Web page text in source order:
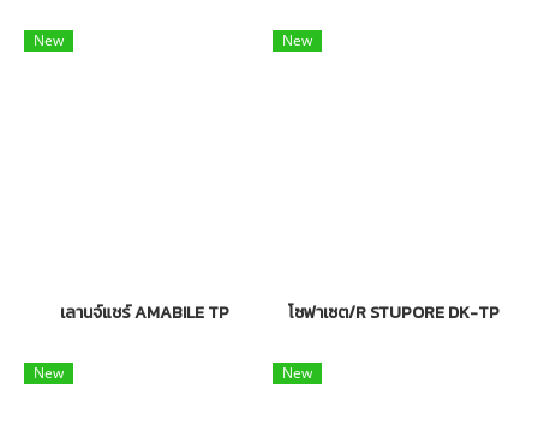
New
เลานจ์แชร์ AMABILE TP
New
โซฟาเซต/R STUPORE DK-TP
New New